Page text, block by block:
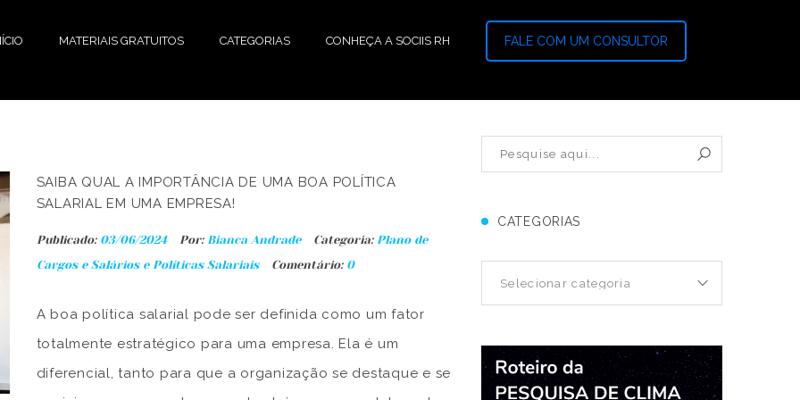
MATERIAIS GRATUITOS CATEGORIAS CONHEÇA A SOCIIS RH FALE COM UM CONSULTOR
SAIBA QUAL A IMPORTÂNCIA DE UMA BOA POLÍTICA
SALARIAL EM UMA EMPRESA!
Publicado: 03/06/2024 Por: Bianca Andrade Categoria: Plano de
Cargos e Salários e Políticas Salariais
Comentário:0
A boa política salarial pode ser definida como um fator
totalmente estratégico para uma empresa. Ela é um
diferencial, tanto para que a organização se destaque e se
CATEGORIAS